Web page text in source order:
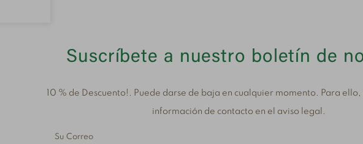
Suscríbete a nuestro boletín de
10 % de Descuento!. Puede darse de baja en cualquier momento. Para ello,
información de contacto en el aviso legal.